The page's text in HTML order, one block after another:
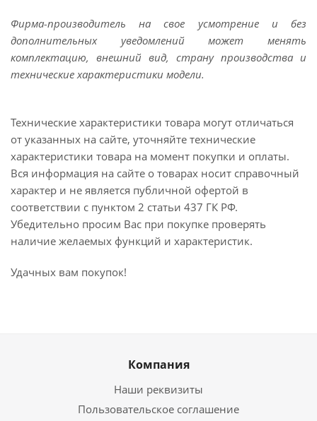
Фирма-производитель на свое усмотрение и без
дополнительных уведомлений может менять
комплектацию, внешний вид, страну производства и
технические характеристики модели.
Технические характеристики товара могут отличаться
от указанных на сайте, уточняйте технические
характеристики товара на момент покупки и оплаты.
Вся информация на сайте о товарах носит справочный
характер и не является публичной офертой в
соответствии с пунктом 2 статьи 437 ГК РФ.
Убедительно просим Вас при покупке проверять
наличие желаемых функций и характеристик.
Удачных вам покупок!
Компания
Наши реквизиты
Пользовательское соглашение